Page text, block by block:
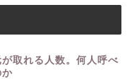
取れる人数。何人呼べ
か